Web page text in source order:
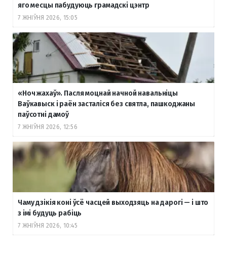
яго месцы пабудуюць грамадскі цэнтр
7 ЖНІЎНЯ 2026, 15:05
«Ноч жахаў». Пасля моцнай начной навальніцы
Ваўкавыск і раён засталіся без святла, пашкоджаны
паўсотні дамоў
7 ЖНІЎНЯ 2026, 12:56
Чаму дзікія коні ўсё часцей выходзяць на дарогі — і што
з імі будуць рабіць
7 ЖНІЎНЯ 2026, 10:45